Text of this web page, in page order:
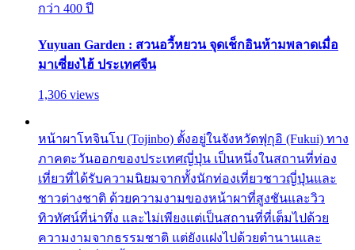
กว่า 400 ปี
Yuyuan Garden : สวนอวี้หยวน จุดเช็กอินห้ามพลาดเมื่อ
มาเซี่ยงไฮ้ ประเทศจีน
1,306 views
หน้าผาโทจินโบ (Tojinbo) ตั้งอยู่ในจังหวัดฟุกุอิ (Fukui) ทาง
ภาคตะวันออกของประเทศญี่ปุ่น เป็นหนึ่งในสถานที่ท่อง
เที่ยวที่ได้รับความนิยมจากทั้งนักท่องเที่ยวชาวญี่ปุ่นและ
ชาวต่างชาติ ด้วยความงามของหน้าผาที่สูงชันและวิว
ทิวทัศน์ที่น่าทึ่ง และไม่เพียงแต่เป็นสถานที่ที่เต็มไปด้วย
ความงามจากธรรมชาติ แต่ยังแฝงไปด้วยตำนานและ